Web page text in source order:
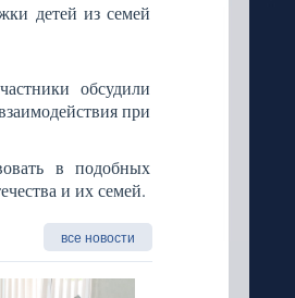
детей из семей
обсудили
при
в подобных
и их семей.
все новости